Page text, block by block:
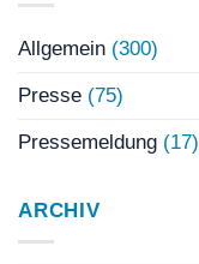
Allgemein (300)
Presse (75)
Pressemeldung (17)
ARCHIV